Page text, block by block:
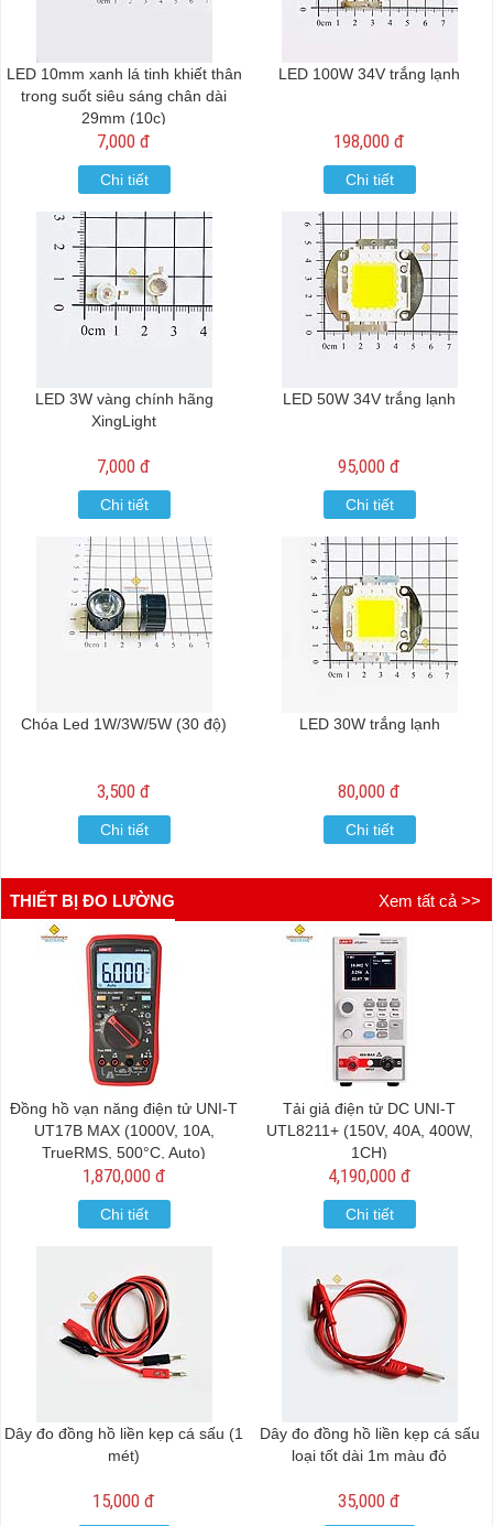
LED 10mm xanh lá tinh khiết thân
trong suốt siêu sáng chân dài
29mm (10c)
7,000 đ
Chi tiết
LED 100W 34V trắng lạnh
198,000 đ
Chi tiết
LED 3W vàng chính hãng
XingLight
7,000 đ
Chi tiết
LED 50W 34V trắng lạnh
95,000 đ
Chi tiết
Chóa Led 1W/3W/5W (30 độ)
3,500 đ
Chi tiết
LED 30W trắng lạnh
80,000 đ
Chi tiết
THIẾT BỊ ĐO LƯỜNG Xem tất cả >>
Đồng hồ vạn năng điện tử UNI-T
UT17B MAX (1000V, 10A,
TrueRMS, 500°C, Auto)
1,870,000 đ
Chi tiết
Tải giả điện tử DC UNI-T
UTL8211+ (150V, 40A, 400W,
1CH)
4,190,000 đ
Chi tiết
Dây đo đồng hồ liền kẹp cá sấu (1
mét)
15,000 đ
Dây đo đồng hồ liền kẹp cá sấu
loại tốt dài 1m màu đỏ
35,000 đ